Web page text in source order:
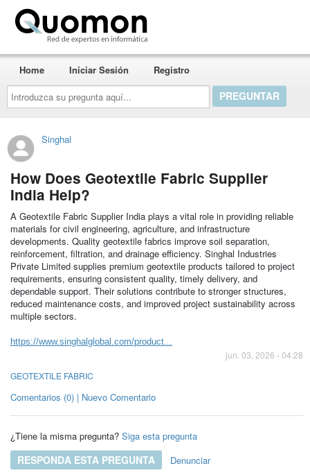
Introduzca
su
pregunta
aquí...
Home Iniciar Sesión Registro
Singhal
How Does Geotextile Fabric Supplier
India Help?
A Geotextile Fabric Supplier India plays a vital role in providing reliable
materials for civil engineering, agriculture, and infrastructure
developments. Quality geotextile fabrics improve soil separation,
reinforcement, filtration, and drainage efficiency. Singhal Industries
Private Limited supplies premium geotextile products tailored to project
requirements, ensuring consistent quality, timely delivery, and
dependable support. Their solutions contribute to stronger structures,
reduced maintenance costs, and improved project sustainability across
multiple sectors.
https://www.singhalglobal.com/product...
jun. 03, 2026 - 04:28
GEOTEXTILE FABRIC
Comentarios (0) | Nuevo Comentario
¿Tiene la misma pregunta? Siga esta pregunta
RESPONDA ESTA PREGUNTA Denunciar